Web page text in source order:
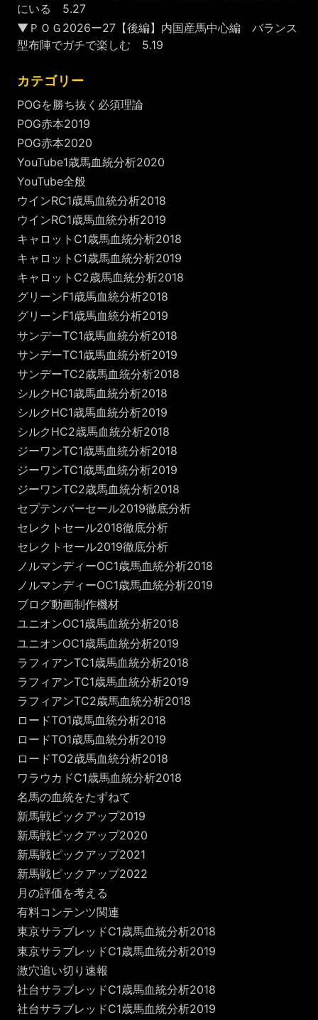
にいる 5.27
▼ＰＯＧ2026ー27【後編】内国産馬中心編 バランス
型布陣でガチで楽しむ 5.19
カテゴリー
POGを勝ち抜く必須理論
POG赤本2019
POG赤本2020
YouTube1歳馬血統分析2020
YouTube全般
ウインRC1歳馬血統分析2018
ウインRC1歳馬血統分析2019
キャロットC1歳馬血統分析2018
キャロットC1歳馬血統分析2019
キャロットC2歳馬血統分析2018
グリーンF1歳馬血統分析2018
グリーンF1歳馬血統分析2019
サンデーTC1歳馬血統分析2018
サンデーTC1歳馬血統分析2019
サンデーTC2歳馬血統分析2018
シルクHC1歳馬血統分析2018
シルクHC1歳馬血統分析2019
シルクHC2歳馬血統分析2018
ジーワンTC1歳馬血統分析2018
ジーワンTC1歳馬血統分析2019
ジーワンTC2歳馬血統分析2018
セプテンバーセール2019徹底分析
セレクトセール2018徹底分析
セレクトセール2019徹底分析
ノルマンディーOC1歳馬血統分析2018
ノルマンディーOC1歳馬血統分析2019
ブログ動画制作機材
ユニオンOC1歳馬血統分析2018
ユニオンOC1歳馬血統分析2019
ラフィアンTC1歳馬血統分析2018
ラフィアンTC1歳馬血統分析2019
ラフィアンTC2歳馬血統分析2018
ロードTO1歳馬血統分析2018
ロードTO1歳馬血統分析2019
ロードTO2歳馬血統分析2018
ワラウカドC1歳馬血統分析2018
名馬の血統をたずねて
新馬戦ピックアップ2019
新馬戦ピックアップ2020
新馬戦ピックアップ2021
新馬戦ピックアップ2022
月の評価を考える
有料コンテンツ関連
東京サラブレッドC1歳馬血統分析2018
東京サラブレッドC1歳馬血統分析2019
激穴追い切り速報
社台サラブレッドC1歳馬血統分析2018
社台サラブレッドC1歳馬血統分析2019